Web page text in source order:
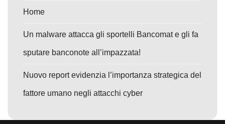
Home
Un malware attacca gli sportelli Bancomat e gli fa
sputare banconote all’impazzata!
Nuovo report evidenzia l’importanza strategica del
fattore umano negli attacchi cyber